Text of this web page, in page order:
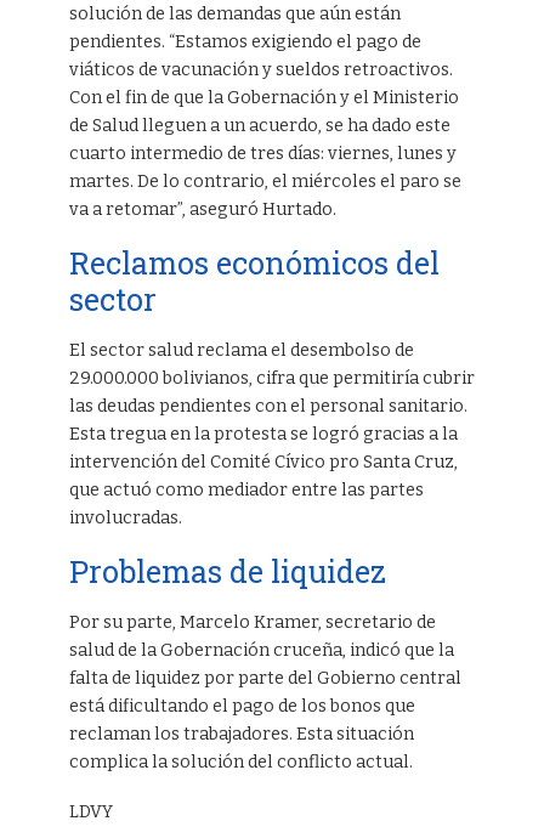
solución de las demandas que aún están
pendientes. “Estamos exigiendo el pago de
viáticos de vacunación y sueldos retroactivos.
Con el fin de que la Gobernación y el Ministerio
de Salud lleguen a un acuerdo, se ha dado este
cuarto intermedio de tres días: viernes, lunes y
martes. De lo contrario, el miércoles el paro se
va a retomar”, aseguró Hurtado.
Reclamos económicos del
sector
El sector salud reclama el desembolso de
29.000.000 bolivianos, cifra que permitiría cubrir
las deudas pendientes con el personal sanitario.
Esta tregua en la protesta se logró gracias a la
intervención del Comité Cívico pro Santa Cruz,
que actuó como mediador entre las partes
involucradas.
Problemas de liquidez
Por su parte, Marcelo Kramer, secretario de
salud de la Gobernación cruceña, indicó que la
falta de liquidez por parte del Gobierno central
está dificultando el pago de los bonos que
reclaman los trabajadores. Esta situación
complica la solución del conflicto actual.
LDVY